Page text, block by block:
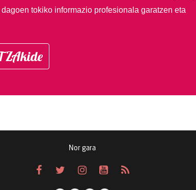
tokiko informazio profesionala garatzen eta
Nor gara